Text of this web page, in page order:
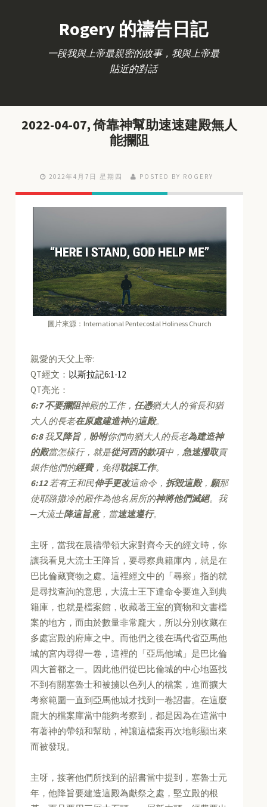
Rogery 的禱告日記
一段我與上帝最親密的故事，我與上帝最
貼近的對話
2022-04-07, 倚靠神幫助速速建殿無人
能攔阻
2022年4月7日 星期四 POSTED BY ROGERY
圖片來源：International Pentecostal Holiness Church
親愛的天父上帝:
QT經文： 以斯拉記6:1-12
QT亮光：
6:7 不要攔阻神殿的工作， 任憑猶大人的省長和猶
大人的長老在原處建造神的這殿。
6:8我又降旨， 吩咐你們向猶大人的長老為建造神
的殿當怎樣行，就是從河西的款項中，急速撥取貢
銀作他們的經費，免得耽誤工作。
6:12若有王和民伸手更改這命令， 拆毀這殿，願那
使耶路撒冷的殿作為他名居所的神將他們滅絕。我
─大流士降這旨意，當速速遵行。
主呀，當我在晨禱帶領大家對齊今天的經文時，你
讓我看見大流士王降旨，要尋察典籍庫內，就是在
巴比倫藏寶物之處。這裡經文中的「尋察」指的就
是尋找查詢的意思，大流士王下達命令要進入到典
籍庫，也就是檔案館，收藏著王室的寶物和文書檔
案的地方，而由於數量非常龐大，所以分別收藏在
多處宮殿的府庫之中。而他們之後在瑪代省亞馬他
城的宮內尋得一卷，這裡的「亞馬他城」是巴比倫
四大首都之一。因此他們從巴比倫城的中心地區找
不到有關塞魯士和被擄以色列人的檔案，進而擴大
考察範圍一直到亞馬他城才找到一卷詔書。在這麼
龐大的檔案庫當中能夠考察到，都是因為在這當中
有著神的帶領和幫助，神讓這檔案再次地彰顯出來
而被發現。
主呀，接著他們所找到的詔書當中提到，塞魯士元
年，他降旨要建造這殿為獻祭之處，堅立殿的根